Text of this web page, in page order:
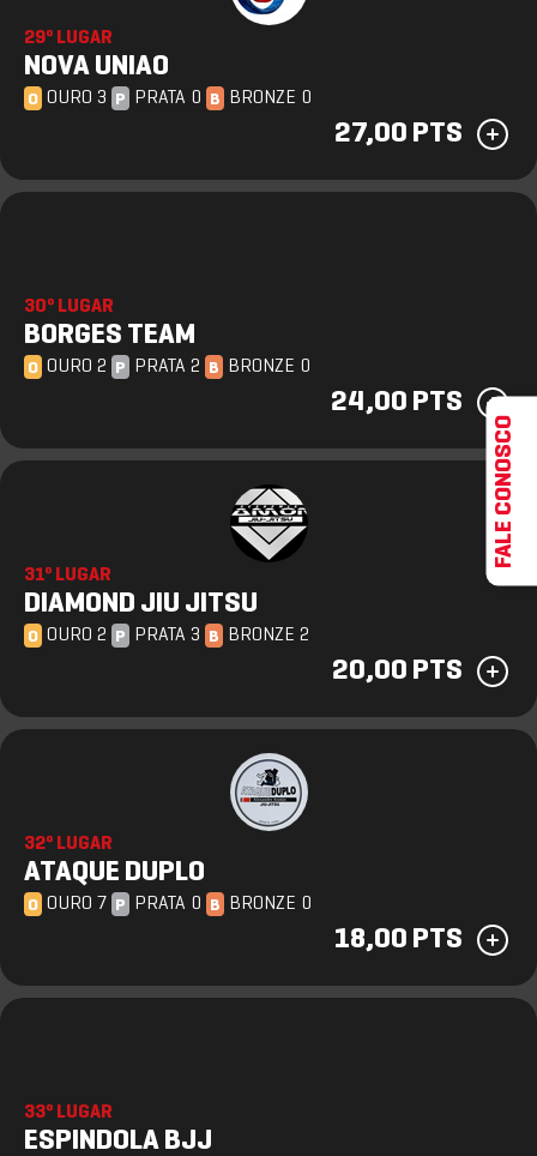
29º LUGAR
NOVA UNIAO
O OURO 3 P PRATA 0 B BRONZE 0
27,00 PTS
30º LUGAR
BORGES TEAM
O OURO 2 P PRATA 2 B BRONZE 0
24,00 PTS
31º LUGAR
DIAMOND JIU JITSU
O OURO 2 P PRATA 3 B BRONZE 2
20,00 PTS
32º LUGAR
ATAQUE DUPLO
O OURO 7 P PRATA 0 B BRONZE 0
18,00 PTS
33º LUGAR
ESPINDOLA BJJ
FALE CONOSCO